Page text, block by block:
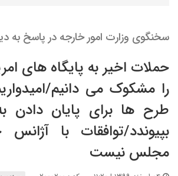
سخنگوی وزارت امور خارجه در پاسخ به
حملات اخیر به پایگاه های
را مشکوک می دانیم/
طرح ها برای پایان دادن
بپیوندد/توافقات با
مجلس نیست